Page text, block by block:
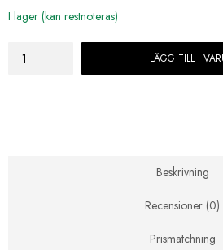
I lager (kan restnoteras)
Svenska
LÄGG TILL I
Beskrivning
Recensioner (0)
Prismatchning